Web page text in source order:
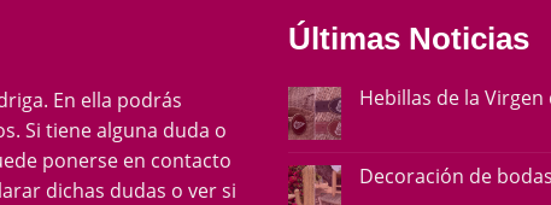
En ella podrás
Si tiene alguna duda o
ponerse en contacto
dichas dudas o ver si
Últimas Noticias
Hebillas de la Virgen
Decoración de